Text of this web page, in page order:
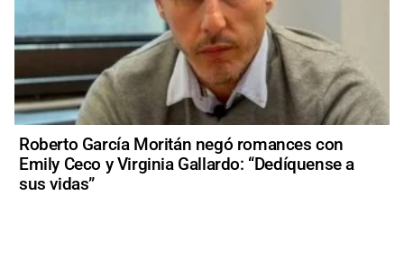
Roberto García Moritán negó romances con
Emily Ceco y Virginia Gallardo: “Dedíquense a
sus vidas”